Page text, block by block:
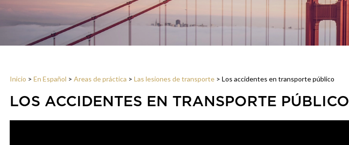
Inicio > En Español > Areas de práctica > Las lesiones de transporte > Los accidentes en transporte público
LOS ACCIDENTES EN TRANSPORTE PÚBLICO